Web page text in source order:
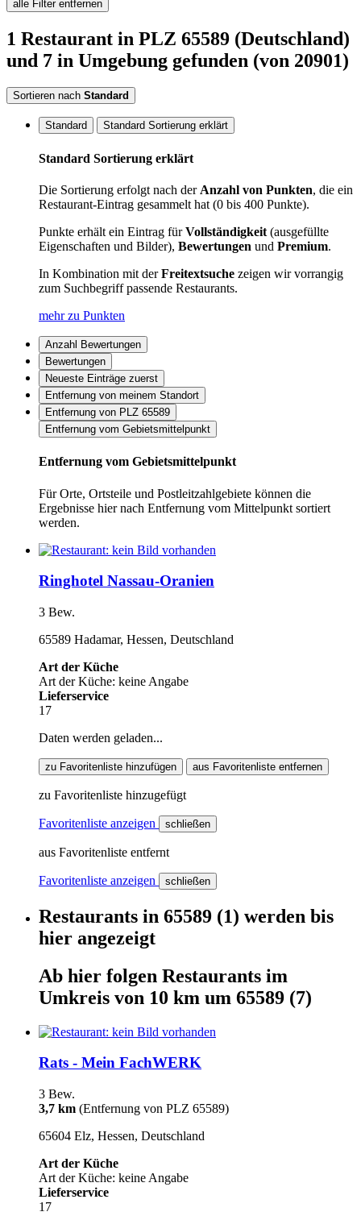
alle Filter entfernen
1 Restaurant in PLZ 65589 (Deutschland)
und 7 in Umgebung gefunden (von 20901)
Sortieren nach Standard
Standard Standard Sortierung erklärt
Standard Sortierung erklärt
Die Sortierung erfolgt nach der Anzahl von Punkten, die ein
Restaurant-Eintrag gesammelt hat (0 bis 400 Punkte).
Punkte erhält ein Eintrag fürVollständigkeit (ausgefüllte
Eigenschaften und Bilder), Bewertungen und Premium.
In Kombination mit derFreitextsuche zeigen wir vorrangig
zum Suchbegriff passende Restaurants.
mehr zu Punkten
Anzahl Bewertungen
Bewertungen
Neueste Einträge zuerst
Entfernung von meinem Standort
Entfernung von PLZ 65589
Entfernung vom Gebietsmittelpunkt
Entfernung vom Gebietsmittelpunkt
Für Orte, Ortsteile und Postleitzahlgebiete können die
Ergebnisse hier nach Entfernung vom Mittelpunkt sortiert
werden.
Ringhotel Nassau-Oranien
3 Bew.
65589 Hadamar, Hessen, Deutschland
Art der Küche
Art der Küche: keine Angabe
Lieferservice
17
Daten werden geladen...
zu Favoritenliste hinzufügen aus Favoritenliste entfernen
zu Favoritenliste hinzugefügt
Favoritenliste anzeigen schließen
aus Favoritenliste entfernt
Favoritenliste anzeigen schließen
Restaurants in 65589 (1) werden bis
hier angezeigt
Ab hier folgen Restaurants im
Umkreis von 10 km um 65589 (7)
Rats - Mein FachWERK
3 Bew.
3,7 km (Entfernung von PLZ 65589)
65604 Elz, Hessen, Deutschland
Art der Küche
Art der Küche: keine Angabe
Lieferservice
17